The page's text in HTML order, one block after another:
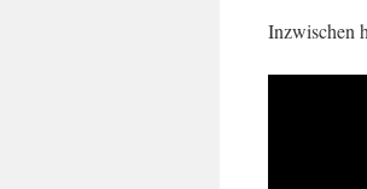
Inzwischen